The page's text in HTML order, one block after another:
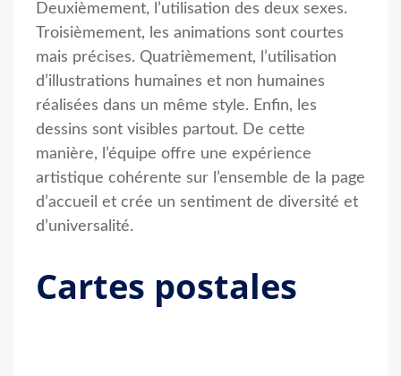
Deuxièmement, l’utilisation des deux sexes.
Troisièmement, les animations sont courtes
mais précises. Quatrièmement, l’utilisation
d’illustrations humaines et non humaines
réalisées dans un même style. Enfin, les
dessins sont visibles partout. De cette
manière, l’équipe offre une expérience
artistique cohérente sur l’ensemble de la page
d’accueil et crée un sentiment de diversité et
d’universalité.
Cartes postales